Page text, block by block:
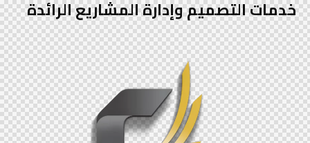
خدمات التصميم وإدارة المشاريع الرائدة